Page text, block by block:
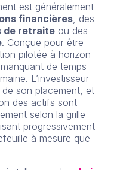
est généralement
financières, des
de retraiteou des
. Conçue pour être
pilotée à horizon
de temps
L’investisseur
de son placement, et
des actifs sont
selon la grille
progressivement
à mesure que